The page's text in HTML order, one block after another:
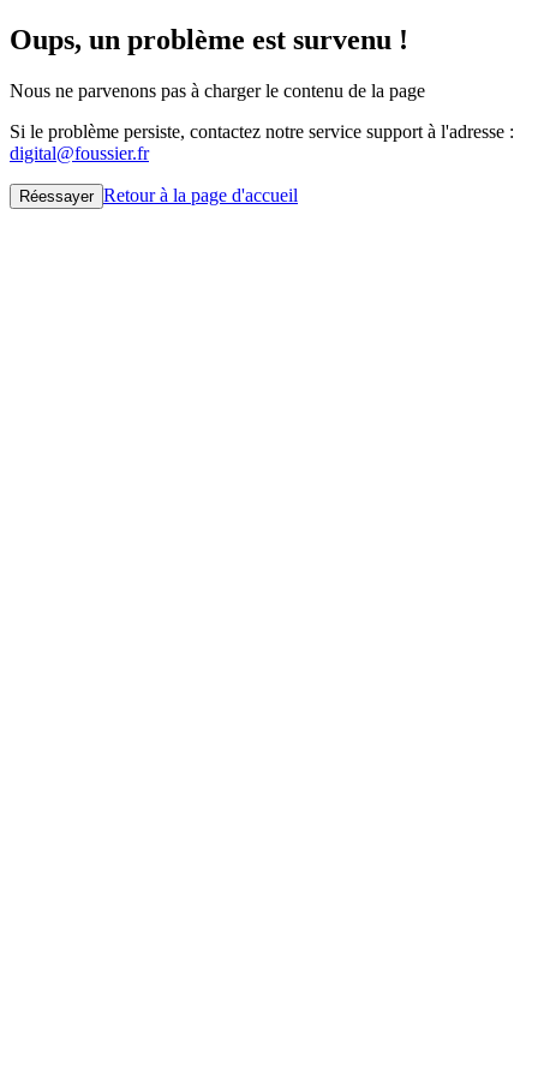
Oups, un problème est survenu !
Nous ne parvenons pas à charger le contenu de la page
Si le problème persiste, contactez notre service support à l'adresse :
digital@foussier.fr
Réessayer Retour à la page d'accueil